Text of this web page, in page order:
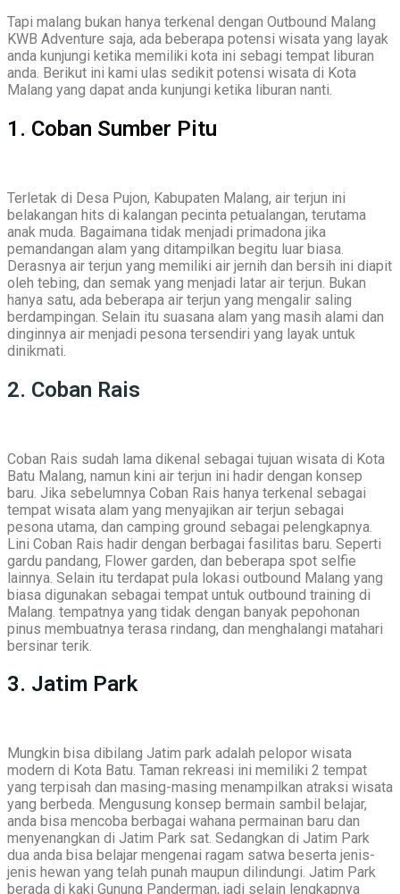
Tapi malang bukan hanya terkenal dengan Outbound Malang
KWB Adventure saja, ada beberapa potensi wisata yang layak
anda kunjungi ketika memiliki kota ini sebagi tempat liburan
anda. Berikut ini kami ulas sedikit potensi wisata di Kota
Malang yang dapat anda kunjungi ketika liburan nanti.
1. Coban Sumber Pitu
Terletak di Desa Pujon, Kabupaten Malang, air terjun ini
belakangan hits di kalangan pecinta petualangan, terutama
anak muda. Bagaimana tidak menjadi primadona jika
pemandangan alam yang ditampilkan begitu luar biasa.
Derasnya air terjun yang memiliki air jernih dan bersih ini diapit
oleh tebing, dan semak yang menjadi latar air terjun. Bukan
hanya satu, ada beberapa air terjun yang mengalir saling
berdampingan. Selain itu suasana alam yang masih alami dan
dinginnya air menjadi pesona tersendiri yang layak untuk
dinikmati.
2. Coban Rais
Coban Rais sudah lama dikenal sebagai tujuan wisata di Kota
Batu Malang, namun kini air terjun ini hadir dengan konsep
baru. Jika sebelumnya Coban Rais hanya terkenal sebagai
tempat wisata alam yang menyajikan air terjun sebagai
pesona utama, dan camping ground sebagai pelengkapnya.
Lini Coban Rais hadir dengan berbagai fasilitas baru. Seperti
gardu pandang, Flower garden, dan beberapa spot selfie
lainnya. Selain itu terdapat pula lokasi outbound Malang yang
biasa digunakan sebagai tempat untuk outbound training di
Malang. tempatnya yang tidak dengan banyak pepohonan
pinus membuatnya terasa rindang, dan menghalangi matahari
bersinar terik.
3. Jatim Park
Mungkin bisa dibilang Jatim park adalah pelopor wisata
modern di Kota Batu. Taman rekreasi ini memiliki 2 tempat
yang terpisah dan masing-masing menampilkan atraksi wisata
yang berbeda. Mengusung konsep bermain sambil belajar,
anda bisa mencoba berbagai wahana permainan baru dan
menyenangkan di Jatim Park sat. Sedangkan di Jatim Park
dua anda bisa belajar mengenai ragam satwa beserta jenis-
jenis hewan yang telah punah maupun dilindungi. Jatim Park
berada di kaki Gunung Panderman, jadi selain lengkapnya